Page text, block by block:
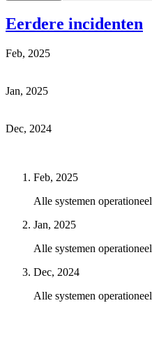
Eerdere incidenten
Feb, 2025
Jan, 2025
Dec, 2024
Feb, 2025
Alle systemen
Jan, 2025
Alle systemen
Dec, 2024
Alle systemen